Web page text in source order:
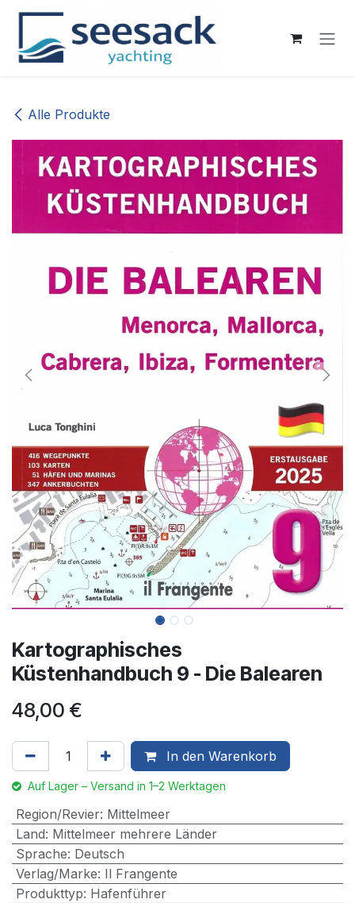
Zum Inhalt springen
Alle Produkte
Kartographisches
Küstenhandbuch 9 - Die Balearen
48,00 €
In den Warenkorb
Auf Lager – Versand in 1–2 Werktagen
Region/Revier: Mittelmeer
Land: Mittelmeer mehrere Länder
Sprache: Deutsch
Verlag/Marke: Il Frangente
Produkttyp: Hafenführer